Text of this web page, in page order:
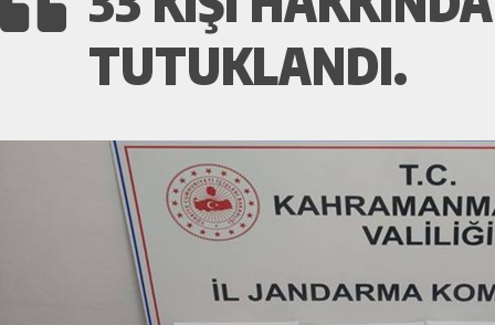
TUTUKLANDI.